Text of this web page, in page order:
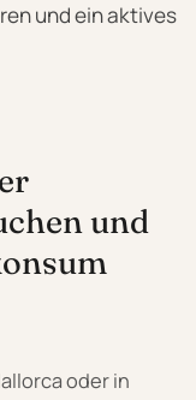
und ein aktives
und
oder in